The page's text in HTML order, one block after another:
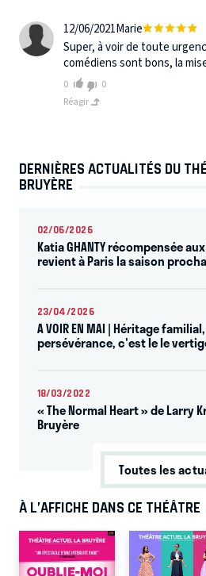
12/06/2021Marie
Super, à voir de toute
comédiens sont bons, la
0
0
Réagir
DERNIÈRES ACTUALITÉS DU
BRUYÈRE
02/06/2026
Katia GHANTY récompensée
revient à Paris la saison
23/04/2026
A VOIR EN MAI | Héritage
persévérance, c'est le le
18/03/2022
« The Normal Heart » de Larry
Bruyère
Toutes les
À L’AFFICHE DANS CE THÉÂTRE